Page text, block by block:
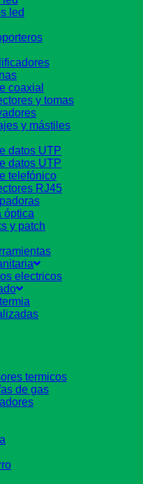
led
coaxial
y tomas
y mástiles
datos UTP
datos UTP
telefónico
RJ45
óptica
y patch
electricos
termicos
de gas